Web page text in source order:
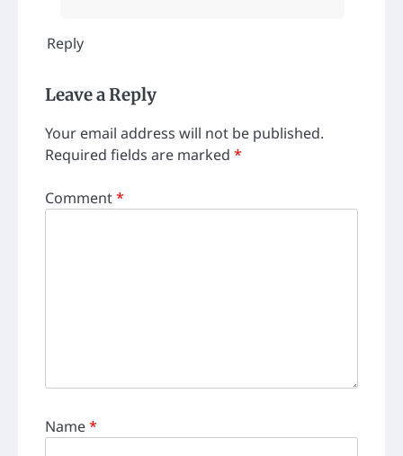
Reply
Leave a Reply
Your email address will not be published.
Required fields are marked *
Comment*
Name*